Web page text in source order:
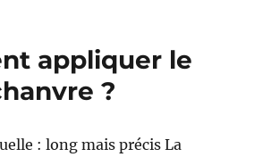
chaux
appliquer le
?
: long mais précis La